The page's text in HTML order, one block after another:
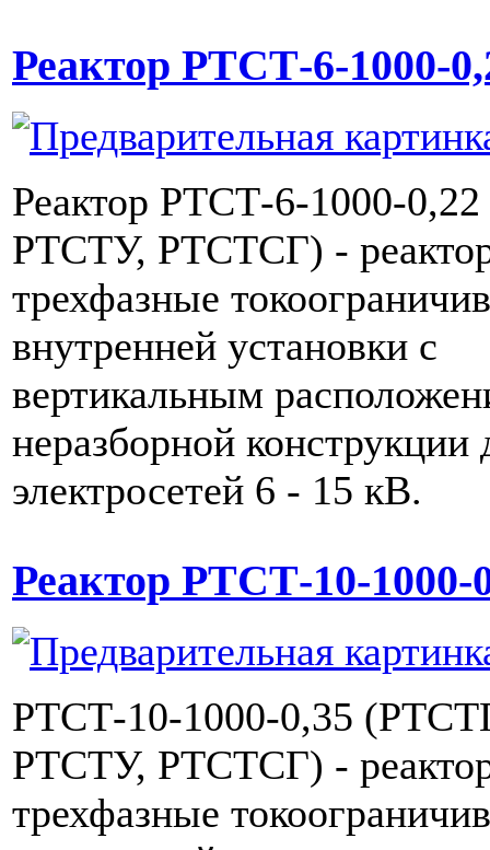
Реактор РТСТ-6-1000-
Реактор РТСТ-6-1000-
РТСТУ, РТСТСГ) -
трехфазные
внутренней установки с
вертикальным
неразборной конструкции
электросетей 6 - 15 кВ.
Реактор РТСТ-10-1000-
РТСТ-10-1000-0,35
РТСТУ, РТСТСГ) -
трехфазные